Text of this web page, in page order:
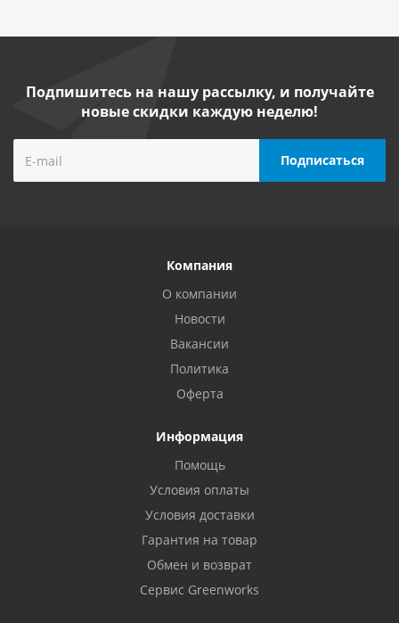
Подпишитесь на нашу рассылку, и получайте
новые скидки каждую неделю!
Компания
О компании
Новости
Вакансии
Политика
Оферта
Информация
Помощь
Условия оплаты
Условия доставки
Гарантия на товар
Обмен и возврат
Сервис Greenworks